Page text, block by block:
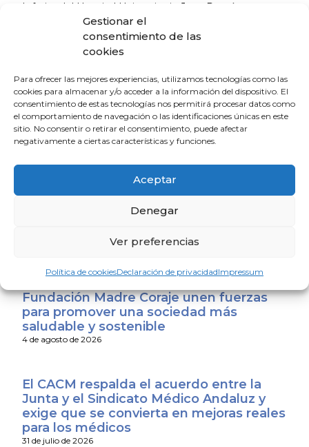
Gestionar el
consentimiento de las
cookies
Para ofrecer las mejores experiencias, utilizamos tecnologías como las
cookies para almacenar y/o acceder a la información del dispositivo. El
consentimiento de estas tecnologías nos permitirá procesar datos como
el comportamiento de navegación o las identificaciones únicas en este
sitio. No consentir o retirar el consentimiento, puede afectar
negativamente a ciertas características y funciones.
Aceptar
Denegar
Ver preferencias
Política de cookiesDeclaración de privacidadImpressum
Inferior del Hospital Universitario Juan Ramón
Jiménez, en Huelva, y miembro de la Asociación
Española de Patología Cervical y Colposcopia (AEPCC).
La Escuela de Verano Sénior cierra su
programación con una charla sobre
sexualidad y suelo pélvico en las
Fundación Madre Coraje unen fuerzas
para promover una sociedad más
saludable y sostenible
4 de agosto de 2026
El CACM respalda el acuerdo entre la
Junta y el Sindicato Médico Andaluz y
exige que se convierta en mejoras reales
para los médicos
31 de julio de 2026